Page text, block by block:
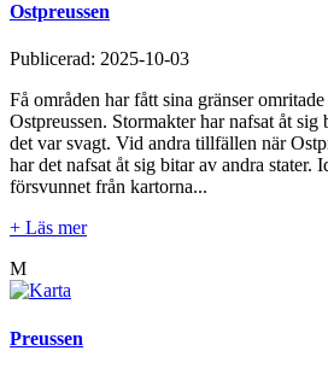
Ostpreussen
Publicerad: 2025-10-03
Få områden har fått sina gränser
Ostpreussen. Stormakter har nafsat åt sig
det var svagt. Vid andra tillfällen när
har det nafsat åt sig bitar av andra stater.
försvunnet från kartorna...
+ Läs mer
M
Preussen